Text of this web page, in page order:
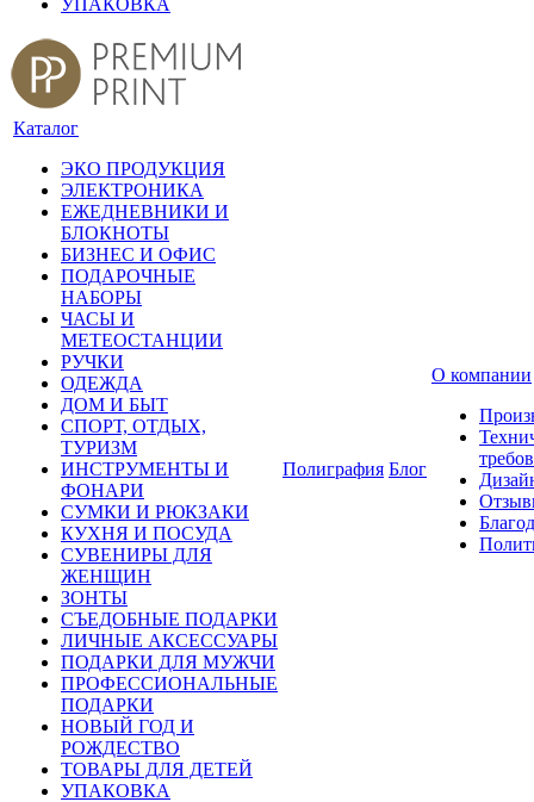
УПАКОВКА
Каталог
ЭКО ПРОДУКЦИЯ
ЭЛЕКТРОНИКА
ЕЖЕДНЕВНИКИ И
БЛОКНОТЫ
БИЗНЕС И ОФИС
ПОДАРОЧНЫЕ
НАБОРЫ
ЧАСЫ И
МЕТЕОСТАНЦИИ
РУЧКИ
ОДЕЖДА
ДОМ И БЫТ
СПОРТ, ОТДЫХ,
ТУРИЗМ
ИНСТРУМЕНТЫ И
ФОНАРИ
СУМКИ И РЮКЗАКИ
КУХНЯ И ПОСУДА
СУВЕНИРЫ ДЛЯ
ЖЕНЩИН
ЗОНТЫ
СЪЕДОБНЫЕ ПОДАРКИ
ЛИЧНЫЕ АКСЕССУАРЫ
ПОДАРКИ ДЛЯ МУЖЧИ
ПРОФЕССИОНАЛЬНЫЕ
ПОДАРКИ
НОВЫЙ ГОД И
РОЖДЕСТВО
ТОВАРЫ ДЛЯ ДЕТЕЙ
УПАКОВКА
Полиграфия Блог
О компании